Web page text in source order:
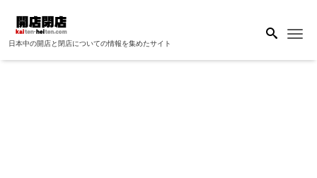
日本中の開店と閉店についての情報を集めたサイト